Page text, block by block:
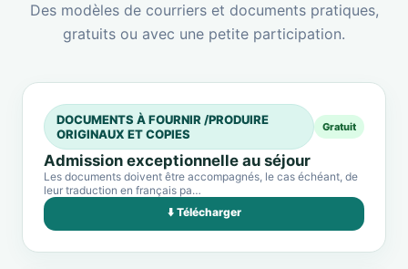
Des modèles de courriers et documents pratiques,
gratuits ou avec une petite participation.
DOCUMENTS À FOURNIR /PRODUIRE
ORIGINAUX ET COPIES
Gratuit
Admission exceptionnelle au séjour
Les documents doivent être accompagnés, le cas échéant, de
leur traduction en français pa…
⬇️ Télécharger